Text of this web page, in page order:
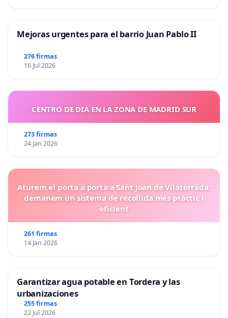
Mejoras urgentes para el barrio Juan Pablo II
276 firmas
16 Jul 2026
CENTRO DE DIA EN LA ZONA DE MADRID SUR
273 firmas
24 Jan 2026
Aturem el porta a porta a Sant Joan de Vilatorrada:
demanem un sistema de recollida més pràctic i
eficient
261 firmas
14 Jan 2026
Garantizar agua potable en Tordera y las
urbanizaciones
255 firmas
22 Jul 2026